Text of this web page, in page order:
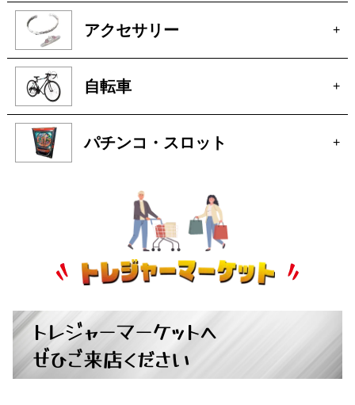
アクセサリー +
自転車 +
パチンコ・スロット +
トレジャーマーケットへ
ぜひご来店ください